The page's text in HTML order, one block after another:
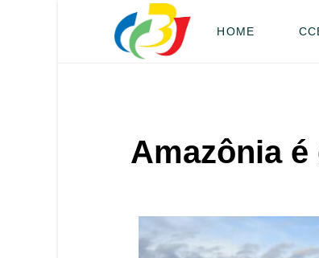
HOME
Amazônia